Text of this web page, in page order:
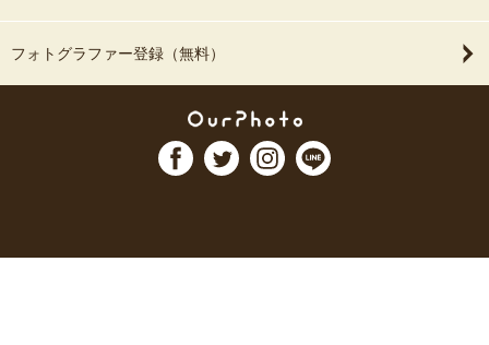
フォトグラファー登録（無料）